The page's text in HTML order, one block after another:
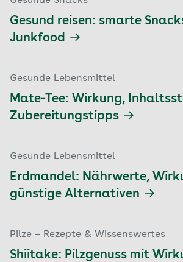
Gesund reisen: smarte
Junkfood
Gesunde Lebensmittel
Mate-Tee: Wirkung,
Zubereitungstipps
Gesunde Lebensmittel
Erdmandel: Nährwerte,
günstige Alternativen
Pilze – Rezepte & Wissenswertes
Shiitake: Pilzgenuss mit